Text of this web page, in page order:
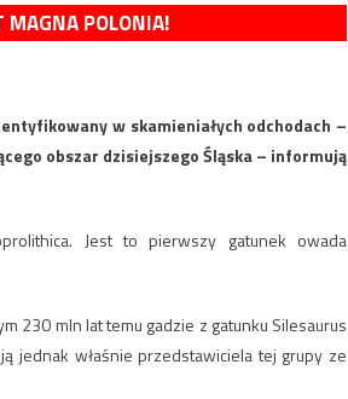
MAGNA POLONIA!
w skamieniałych odchodach –
obszar dzisiejszego Śląska – informują
Jest to pierwszy gatunek owada
230 mln lat temu gadzie z gatunku Silesaurus
jednak właśnie przedstawiciela tej grupy ze